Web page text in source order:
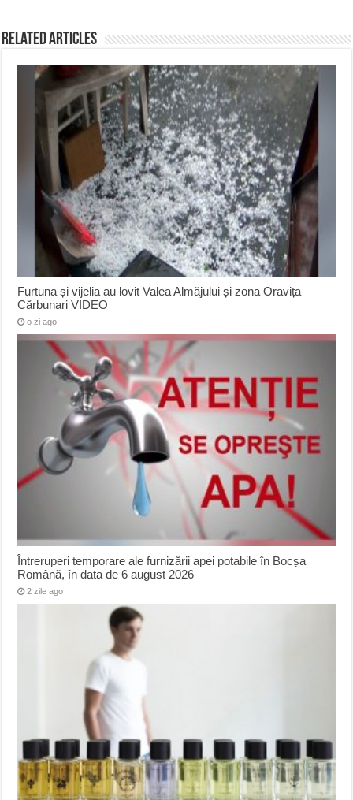
Related Articles
Furtuna și vijelia au lovit Valea Almăjului și zona Oravița –
Cărbunari VIDEO
o zi ago
Întreruperi temporare ale furnizării apei potabile în Bocșa
Română, în data de 6 august 2026
2 zile ago